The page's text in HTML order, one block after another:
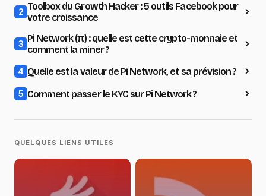
2 Toolbox du Growth Hacker : 5 outils Facebook pour
votre croissance
3 Pi Network (π) : quelle est cette crypto-monnaie et
comment la miner ?
4 Quelle est la valeur de Pi Network, et sa prévision ?
5 Comment passer le KYC sur Pi Network ?
QUELQUES LIENS UTILES